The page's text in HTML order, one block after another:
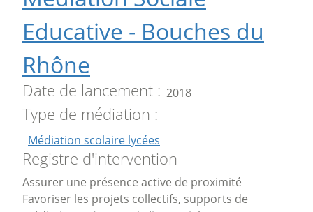
Educative - Bouches du
Rhône
Date de lancement 2018
Type de médiation
Médiation scolaire lycées
Registre d'intervention
Assurer une présence active de proximité
Favoriser les projets collectifs, supports de